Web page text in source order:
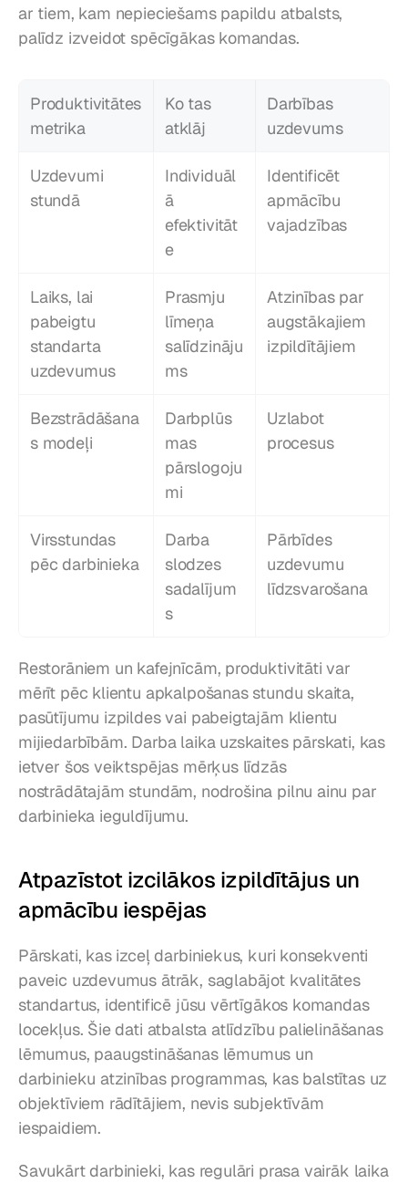
ar tiem, kam nepieciešams papildu atbalsts,
palīdz izveidot spēcīgākas komandas.
Produktivitātes
metrika
Ko tas
atklāj
Darbības
uzdevums
Uzdevumi
stundā
Individuāl
ā
efektivitāt
e
Identificēt
apmācību
vajadzības
Laiks, lai
pabeigtu
standarta
uzdevumus
Prasmju
līmeņa
salīdzināju
ms
Atzinības par
augstākajiem
izpildītājiem
Bezstrādāšana
s modeļi
Darbplūs
mas
pārslogoju
mi
Uzlabot
procesus
Virsstundas
pēc darbinieka
Darba
slodzes
sadalījum
s
Pārbīdes
uzdevumu
līdzsvarošana
Restorāniem un kafejnīcām, produktivitāti var
mērīt pēc klientu apkalpošanas stundu skaita,
pasūtījumu izpildes vai pabeigtajām klientu
mijiedarbībām. Darba laika uzskaites pārskati, kas
ietver šos veiktspējas mērķus līdzās
nostrādātajām stundām, nodrošina pilnu ainu par
darbinieka ieguldījumu.
Atpazīstot izcilākos izpildītājus un
apmācību iespējas
Pārskati, kas izceļ darbiniekus, kuri konsekventi
paveic uzdevumus ātrāk, saglabājot kvalitātes
standartus, identificē jūsu vērtīgākos komandas
locekļus. Šie dati atbalsta atlīdzību palielināšanas
lēmumus, paaugstināšanas lēmumus un
darbinieku atzinības programmas, kas balstītas uz
objektīviem rādītājiem, nevis subjektīvām
iespaidiem.
Savukārt darbinieki, kas regulāri prasa vairāk laika